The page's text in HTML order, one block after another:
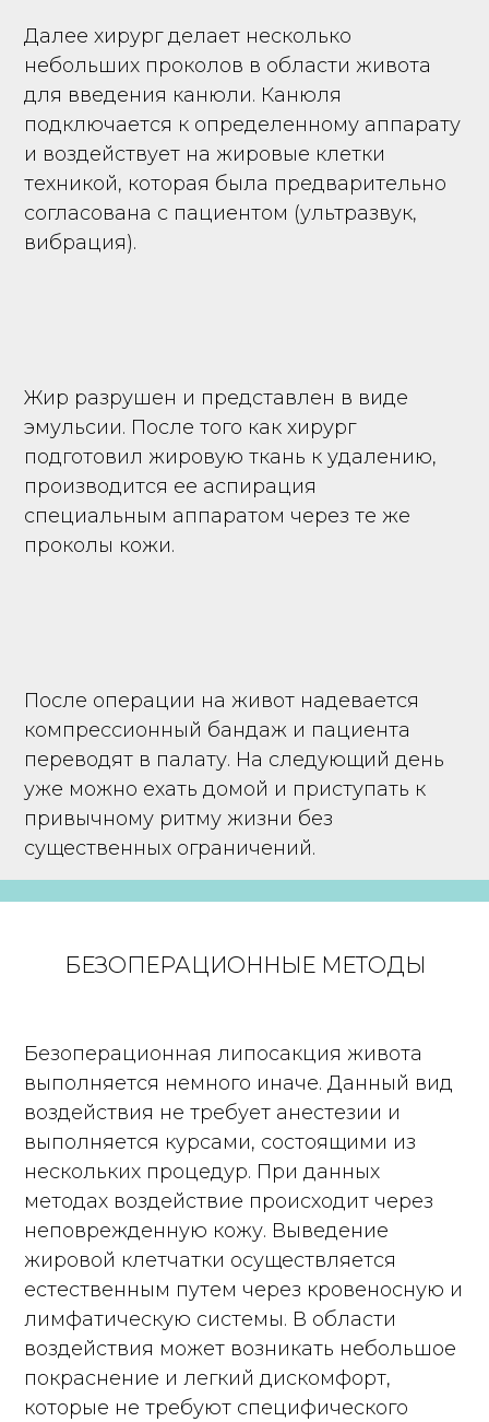
Далее хирург делает несколько
небольших проколов в области живота
для введения канюли. Канюля
подключается к определенному аппарату
и воздействует на жировые клетки
техникой, которая была предварительно
согласована с пациентом (ультразвук,
вибрация).
Жир разрушен и представлен в виде
эмульсии. После того как хирург
подготовил жировую ткань к удалению,
производится ее аспирация
специальным аппаратом через те же
проколы кожи.
После операции на живот надевается
компрессионный бандаж и пациента
переводят в палату. На следующий день
уже можно ехать домой и приступать к
привычному ритму жизни без
существенных ограничений.
БЕЗОПЕРАЦИОННЫЕ МЕТОДЫ
Безоперационная липосакция живота
выполняется немного иначе. Данный вид
воздействия не требует анестезии и
выполняется курсами, состоящими из
нескольких процедур. При данных
методах воздействие происходит через
неповрежденную кожу. Выведение
жировой клетчатки осуществляется
естественным путем через кровеносную и
лимфатическую системы. В области
воздействия может возникать небольшое
покраснение и легкий дискомфорт,
которые не требуют специфического